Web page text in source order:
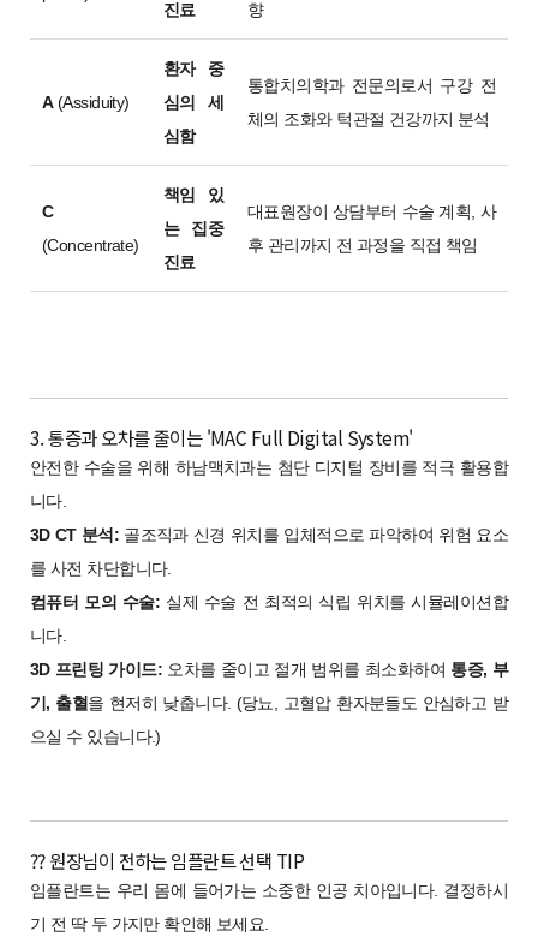
진료
향
A(Assiduity)
환자 중
심의 세
심함
통합치의학과 전문의로서 구강 전
체의 조화와 턱관절 건강까지 분석
C
(Concentrate)
책임 있
는 집중
진료
대표원장이 상담부터 수술 계획, 사
후 관리까지 전 과정을 직접 책임
3. 통증과 오차를 줄이는 'MAC Full Digital System'
안전한 수술을 위해 하남맥치과는 첨단 디지털 장비를 적극 활용합
니다.
3D CT 분석: 골조직과 신경 위치를 입체적으로 파악하여 위험 요소
를 사전 차단합니다.
컴퓨터 모의 수술: 실제 수술 전 최적의 식립 위치를 시뮬레이션합
니다.
3D 프린팅 가이드: 오차를 줄이고 절개 범위를 최소화하여 통증, 부
기, 출혈을 현저히 낮춥니다. (당뇨, 고혈압 환자분들도 안심하고 받
으실 수 있습니다.)
?? 원장님이 전하는 임플란트 선택 TIP
임플란트는 우리 몸에 들어가는 소중한 인공 치아입니다. 결정하시
기 전 딱 두 가지만 확인해 보세요.